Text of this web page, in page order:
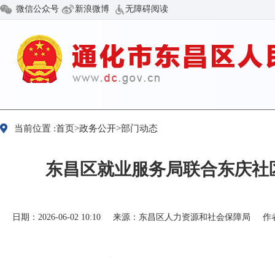
微信公众号 新浪微博 无障碍阅读
当前位置 :首页>政务公开>部门动态
东昌区就业服务局联合东庆
日期：2026-06-02 10:10 来源：东昌区人力资源和社会保障局 作